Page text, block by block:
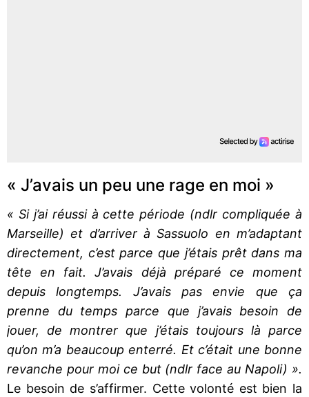
« J’avais un peu une rage en moi »
« Si j’ai réussi à cette période (ndlr compliquée à
Marseille) et d’arriver à Sassuolo en m’adaptant
directement, c’est parce que j’étais prêt dans ma
tête en fait. J’avais déjà préparé ce moment
depuis longtemps. J’avais pas envie que ça
prenne du temps parce que j’avais besoin de
jouer, de montrer que j’étais toujours là parce
qu’on m’a beaucoup enterré. Et c’était une bonne
revanche pour moi ce but (ndlr face au Napoli) ».
Le besoin de s’affirmer. Cette volonté est bien la